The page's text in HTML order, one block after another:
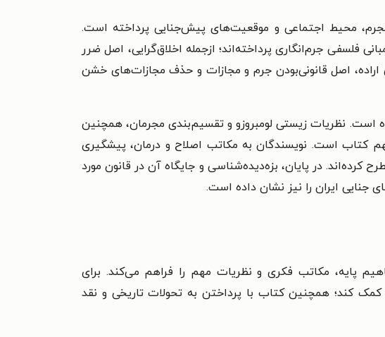
محیط اجتماعی و موقعیت‌های پیش‌جنایی پرداخته است.
فلسفی جرم‌انگاری پرداخته‌اند؛ ازجمله اخلاق‌گرایی، اصل ضرر
اراده، اصل قانونی‌بودن جرم و مجازات و حذف مجازات‌های خشن
است. نظریات زیستی لومبروزو و تقسیم‌بندی مجرمان، همچنین
کتاب است. نویسندگان به مکاتب اصلاح و درمان، پیشگیری
کرده‌اند. در پایان، بزه‌دیده‌شناسی و جایگاه آن در قانون مورد
ایران را نیز نشان داده است.
پایه، مکاتب فکری و نظریات مهم را فراهم می‌کند. برای
کمک کند؛ همچنین کتاب با پرداختن به تحولات تاریخی و نقد